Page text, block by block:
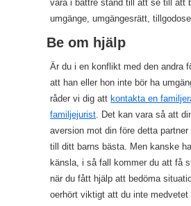
vara i bättre stånd till att se till att
umgänge, umgängesrätt,
Be om hjälp
Är du i en konflikt med den andra
att han eller hon inte bör ha
råder vi dig attkontakta en
familjejurist . Det kan vara så att
aversion mot din före detta
till ditt barns bästa. Men kanske
känsla, i så fall kommer du att få
när du fått hjälp att bedöma
oerhört viktigt att du inte medvetet